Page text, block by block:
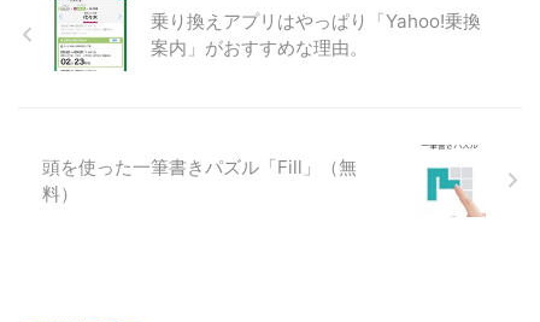
乗り換えアプリはやっぱり「Yahoo!乗換
案内」がおすすめな理由。
頭を使った一筆書きパズル「Fill」（無
料）